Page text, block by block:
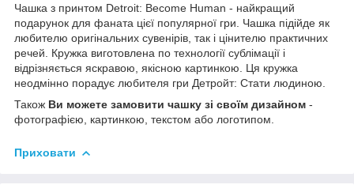
Чашка з принтом Detroit: Become Human - найкращий
подарунок для фаната цієї популярної гри. Чашка підійде як
любителю оригінальних сувенірів, так і цінителю практичних
речей. Кружка виготовлена по технології сублімації і
відрізняється яскравою, якісною картинкою. Ця кружка
неодмінно порадує любителя гри Детройт: Стати людиною.
Також Ви можете замовити чашку зі своїм дизайном -
фотографією, картинкою, текстом або логотипом.
Приховати